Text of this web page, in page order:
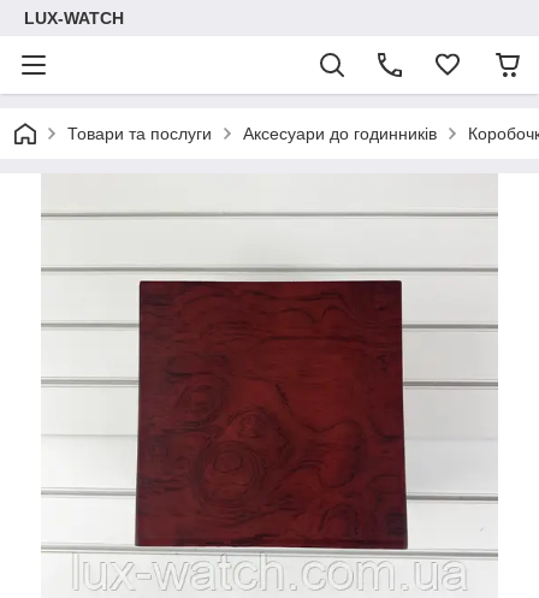
LUX-WATCH
Товари та послуги Аксесуари до годинників